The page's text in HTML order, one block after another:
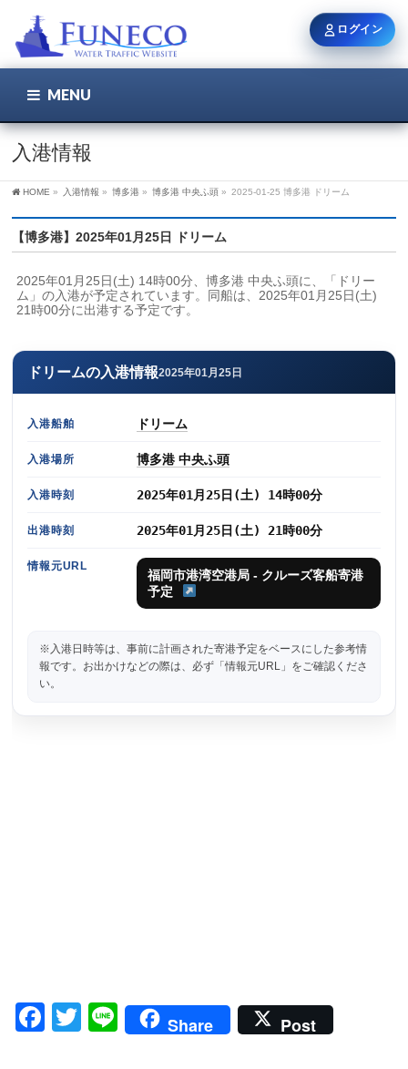
MENU
入港情報
HOME » 入港情報 » 博多港 » 博多港 中央ふ頭 » 2025-01-25 博多港 ドリーム
【博多港】2025年01月25日 ドリーム
2025年01月25日(土) 14時00分、博多港 中央ふ頭に、「ドリー
ム」の入港が予定されています。同船は、2025年01月25日(土)
21時00分に出港する予定です。
ドリームの入港情報2025年01月25日
入港船舶 ドリーム
入港場所 博多港 中央ふ頭
入港時刻 2025年01月25日(土) 14時00分
出港時刻 2025年01月25日(土) 21時00分
情報元URL
福岡市港湾空港局 - クルーズ客船寄港
予定
※入港日時等は、事前に計画された寄港予定をベースにした参考情
報です。お出かけなどの際は、必ず「情報元URL」をご確認くださ
い。
Facebook
Twitter
LineShare Post
ログイン
ユーザー名 / メール
ログイン状態を保持
新規登録 パスワードを忘れた方